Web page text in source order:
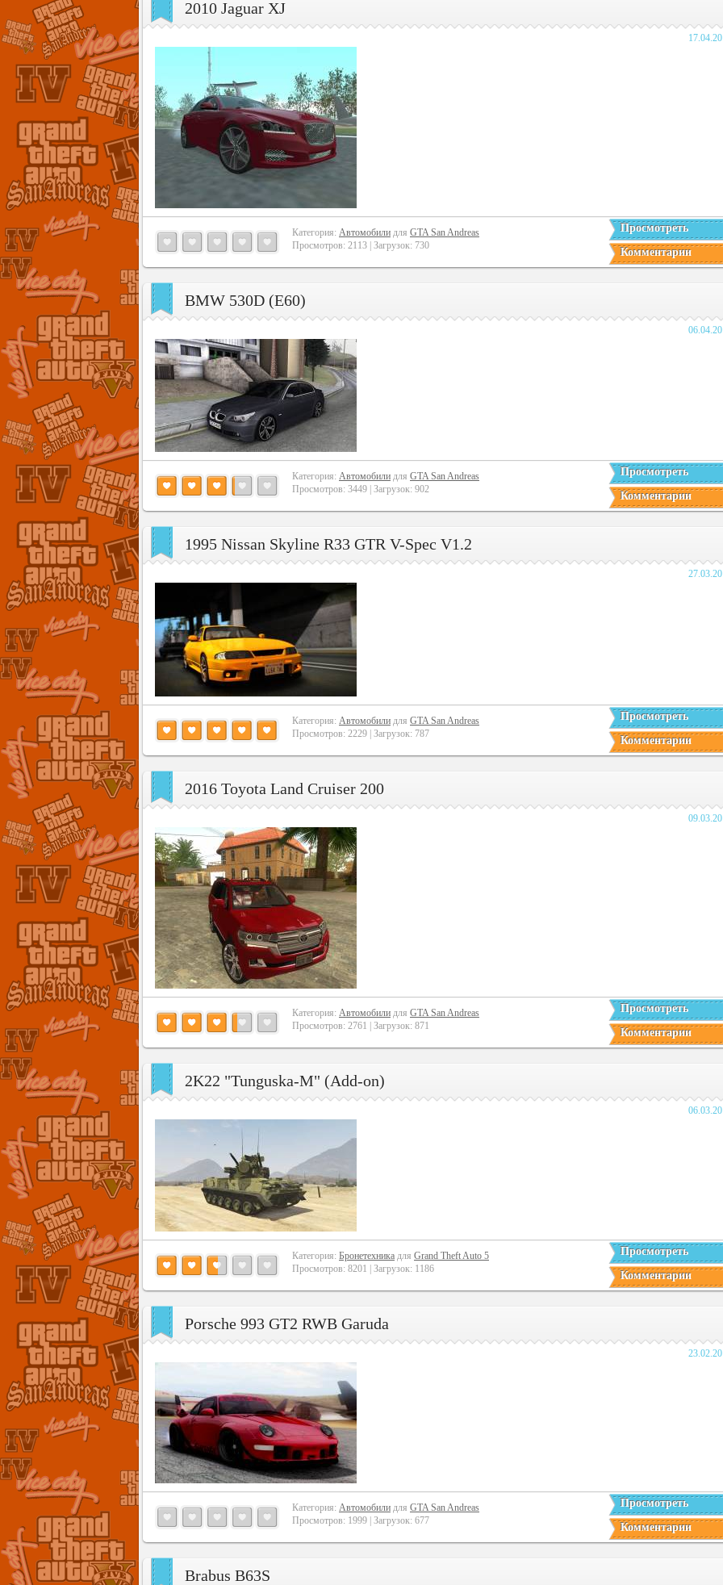
2010 Jaguar XJ
Категория: Автомобили для GTA San Andreas
Просмотров: 2113 | Загрузок: 730
Просмотреть
Комментарии
BMW 530D (E60)
Категория: Автомобили для GTA San Andreas
Просмотров: 3449 | Загрузок: 902
Просмотреть
Комментарии
1995 Nissan Skyline R33 GTR V-Spec V1.2
Категория: Автомобили для GTA San Andreas
Просмотров: 2229 | Загрузок: 787
Просмотреть
Комментарии
2016 Toyota Land Cruiser 200
Категория: Автомобили для GTA San Andreas
Просмотров: 2761 | Загрузок: 871
Просмотреть
Комментарии
2K22 "Tunguska-M" (Add-on)
Категория: Бронетехника для Grand Theft Auto 5
Просмотров: 8201 | Загрузок: 1186
Просмотреть
Комментарии
Porsche 993 GT2 RWB Garuda
Категория: Автомобили для GTA San Andreas
Просмотров: 1999 | Загрузок: 677
Просмотреть
Комментарии
Brabus B63S